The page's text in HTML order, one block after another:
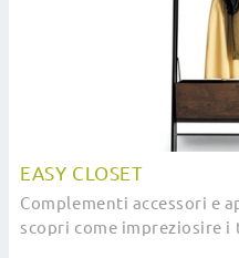
EASY CLOSET
Complementi accessori e
scopri come impreziosire i